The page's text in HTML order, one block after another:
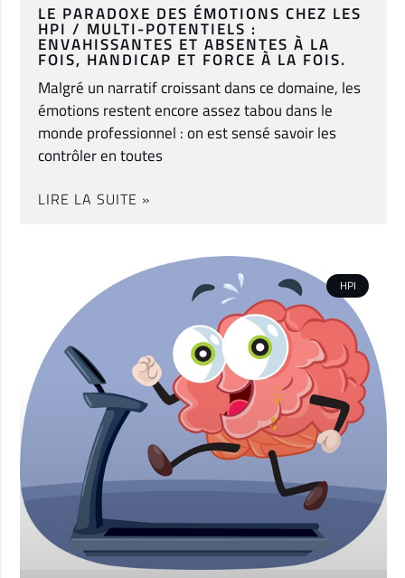
LE PARADOXE DES ÉMOTIONS CHEZ LES
HPI / MULTI-POTENTIELS :
ENVAHISSANTES ET ABSENTES À LA
FOIS, HANDICAP ET FORCE À LA FOIS.
Malgré un narratif croissant dans ce domaine, les
émotions restent encore assez tabou dans le
monde professionnel : on est sensé savoir les
contrôler en toutes
LIRE LA SUITE »
HPI